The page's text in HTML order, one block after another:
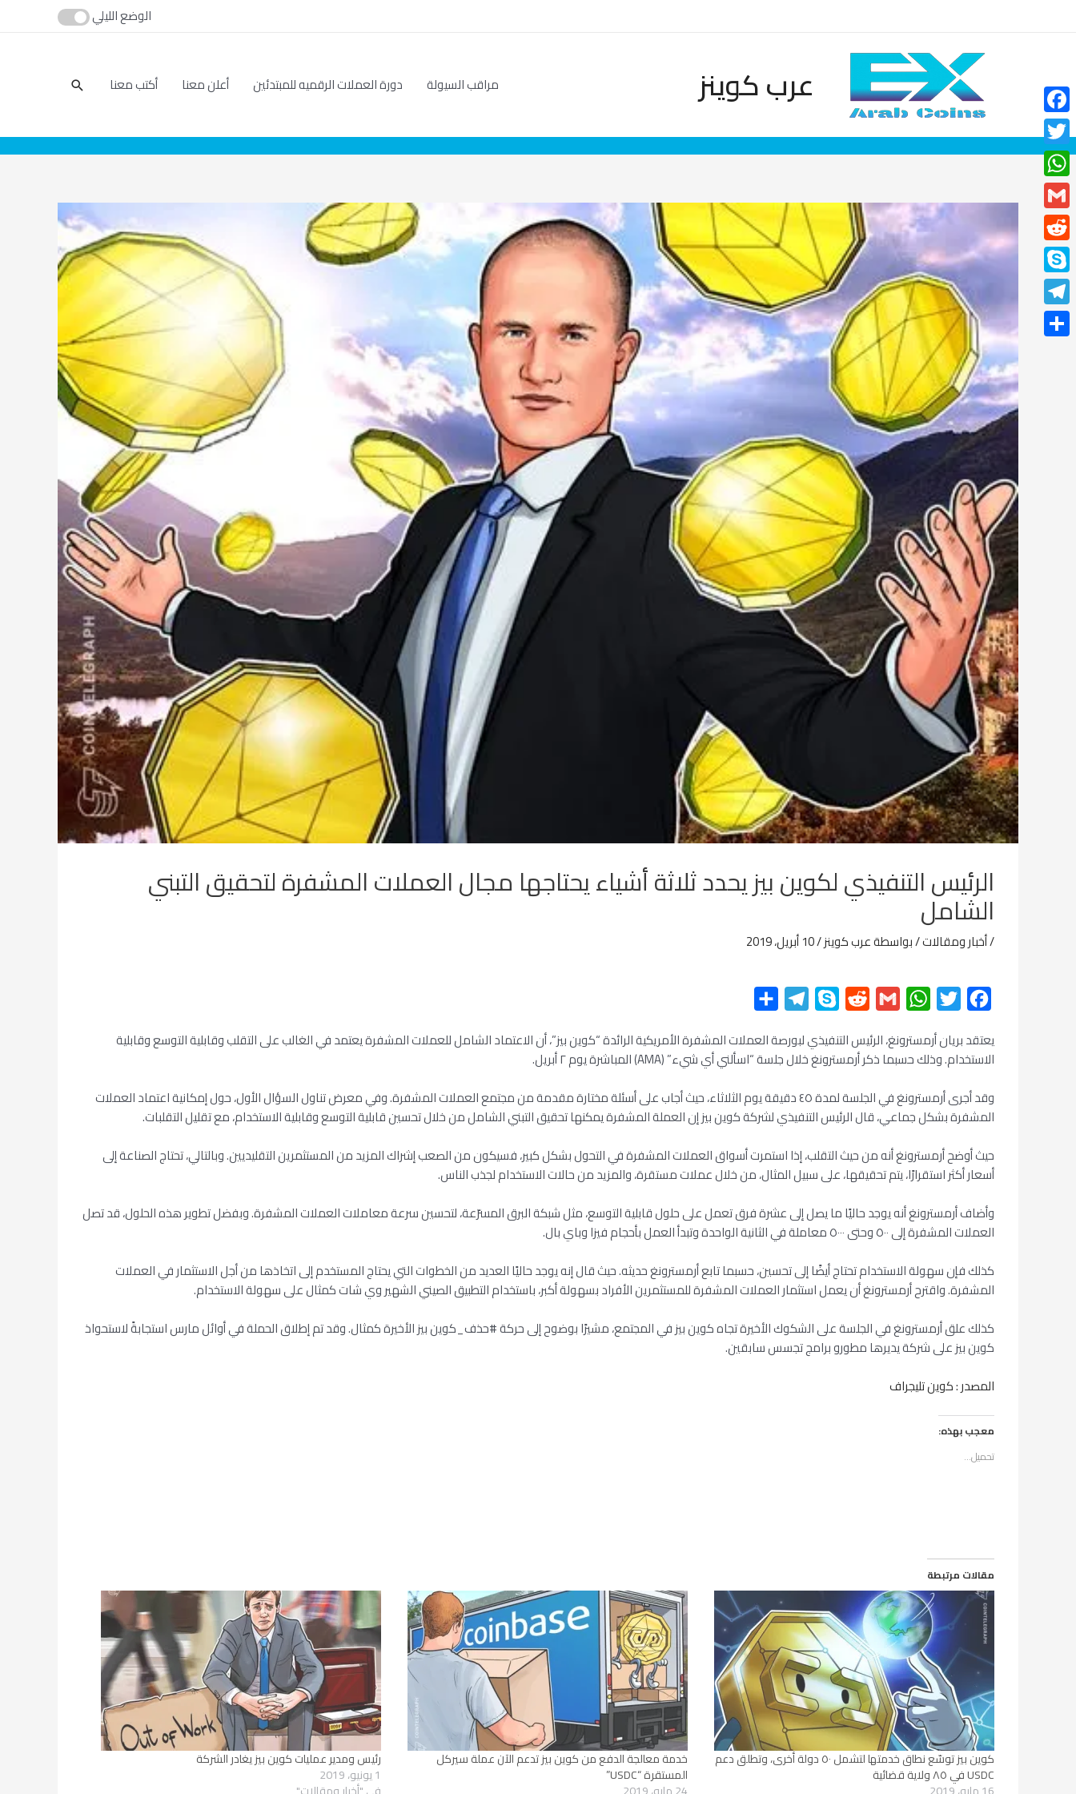
الوضع الليلي
عرب كوينز مراقب السيولة دورة العملات الرقميه للمبتدئين أعلن معنا أكتب معنا بحث
الرئيس التنفيذي لكوين بيز يحدد ثلاثة أشياء يحتاجها مجال العملات المشفرة لتحقيق التبني
الشامل
/أخبار ومقالات/ بواسطةعرب كوينز/10 أبريل، 2019
c
e
b
o
k
i
t
t
e
W
a
t
s
A
p
a
i
l
d
d
i
t
y
p
e
l
e
g
r
m
ر
يعتقد بريان أرمسترونغ، الرئيس التنفيذي لبورصة العملات المشفرة الأمريكية الرائدة “كوين بيز”، أن الاعتماد الشامل للعملات المشفرة يعتمد في الغالب على التقلب وقابلية التوسع وقابلية
الاستخدام. وذلك حسبما ذكر أرمسترونغ خلال جلسة “اسألني أي شيء” (AMA) المباشرة يوم ٢ أبريل.
وقد أجرى أرمسترونغ في الجلسة لمدة ٤٥ دقيقة يوم الثلاثاء، حيث أجاب على أسئلة مختارة مقدمة من مجتمع العملات المشفرة. وفي معرض تناول السؤال الأول، حول إمكانية اعتماد العملات
المشفرة بشكل جماعي، قال الرئيس التنفيذي لشركة كوين بيز إن العملة المشفرة يمكنها تحقيق التبني الشامل من خلال تحسين قابلية التوسع وقابلية الاستخدام، مع تقليل التقلبات.
حيث أوضح أرمسترونغ أنه من حيث التقلب، إذا استمرت أسواق العملات المشفرة في التحول بشكل كبير، فسيكون من الصعب إشراك المزيد من المستثمرين التقليديين. وبالتالي، تحتاج الصناعة إلى
أسعار أكثر استقرارًا، يتم تحقيقها، على سبيل المثال، من خلال عملات مستقرة، والمزيد من حالات الاستخدام لجذب الناس.
وأضاف أرمسترونغ أنه يوجد حاليًا ما يصل إلى عشرة فرق تعمل على حلول قابلية التوسع، مثل شبكة البرق المسرّعة، لتحسين سرعة معاملات العملات المشفرة. وبفضل تطوير هذه الحلول، قد تصل
العملات المشفرة إلى ٥٠٠ وحتى ٥٠٠٠ معاملة في الثانية الواحدة وتبدأ العمل بأحجام فيزا وباي بال.
كذلك فإن سهولة الاستخدام تحتاج أيضًا إلى تحسين، حسبما تابع أرمسترونغ حديثه. حيث قال إنه يوجد حاليًا العديد من الخطوات التي يحتاج المستخدم إلى اتخاذها من أجل الاستثمار في العملات
المشفرة. واقترح أرمسترونغ أن يعمل استثمار العملات المشفرة للمستثمرين الأفراد بسهولة أكبر، باستخدام التطبيق الصيني الشهير وي شات كمثال على سهولة الاستخدام.
كذلك علق أرمسترونغ في الجلسة على الشكوك الأخيرة تجاه كوين بيز في المجتمع، مشيرًا بوضوح إلى حركة #حذف_كوين بيز الأخيرة كمثال. وقد تم إطلاق الحملة في أوائل مارس استجابةً لاستحواذ
كوين بيز على شركة يديرها مطورو برامج تجسس سابقين.
المصدر : كوين تليجراف
معجب بهذه:
تحميل...
مقالات مرتبطة
كوين بيز توسّع نطاق خدمتها لتشمل ٥٠ دولة أخرى، وتطلق دعم
USDC في ٨٥ ولاية قضائية
خدمة معالجة الدفع من كوين بيز تدعم الآن عملة سيركل
المستقرة “USDC”
رئيس ومدير عمليات كوين بيز يغادر الشركة
1 يونيو، 2019
Facebook
Twitter
WhatsApp
Gmail
Reddit
Skype
Telegram